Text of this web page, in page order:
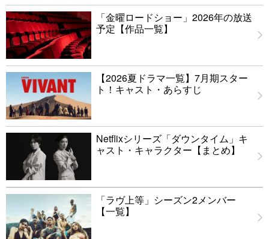
「金曜ロードショー」2026年の放送
予定【作品一覧】
【2026夏ドラマ一覧】7月期スター
ト！キャスト・あらすじ
Netflixシリーズ「ダウンタイム」キ
ャスト・キャラクター【まとめ】
「ラヴ上等」シーズン2メンバー
【一覧】